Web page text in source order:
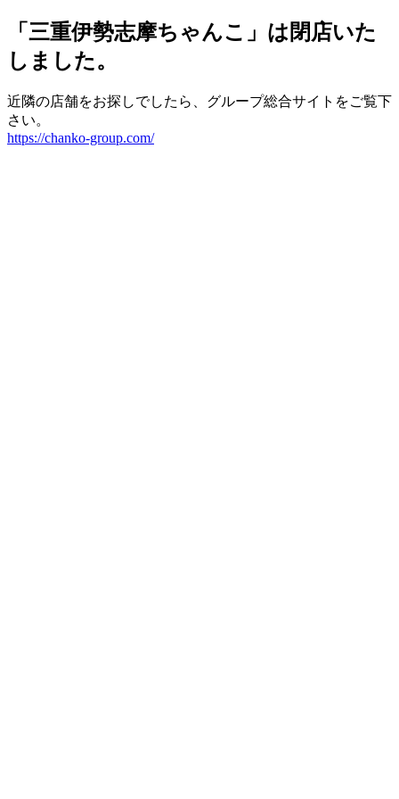
「三重伊勢志摩ちゃんこ」は閉店いた
しました。
近隣の店舗をお探しでしたら、グループ総合サイトをご覧下
さい。
https://chanko-group.com/